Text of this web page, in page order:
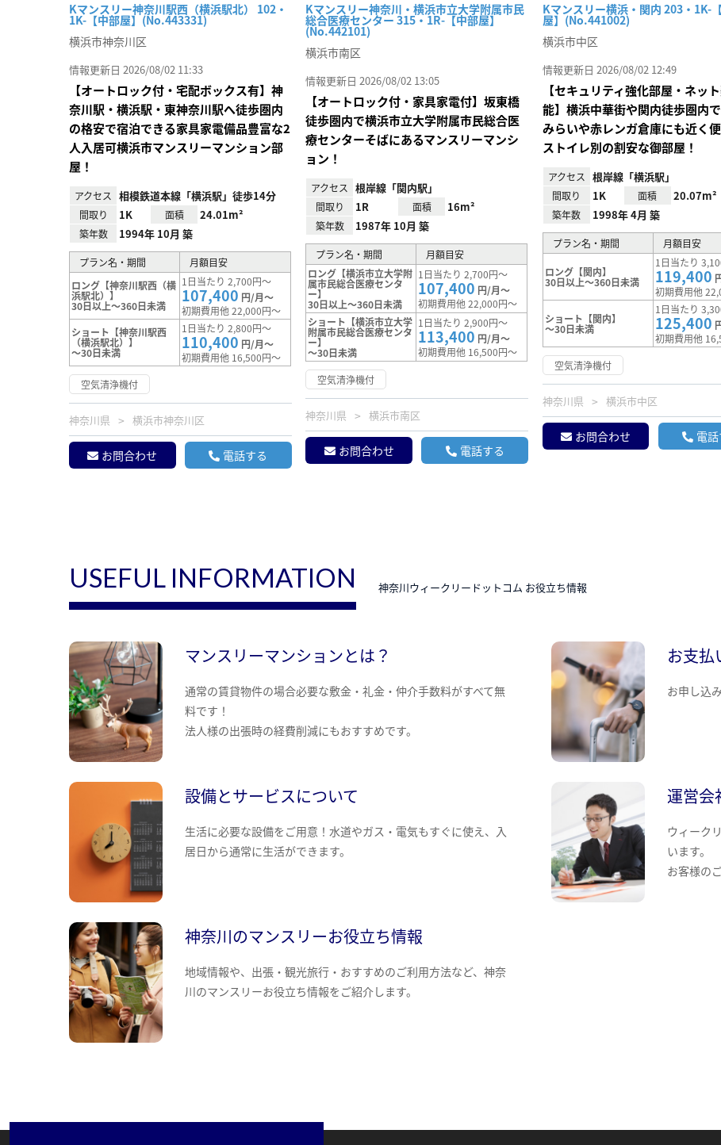
Kマンスリー神奈川駅西（横浜駅北） 102・
1K-【中部屋】(No.443331)
横浜市神奈川区
情報更新日 2026/08/02 11:33
【オートロック付・宅配ボックス有】神
奈川駅・横浜駅・東神奈川駅へ徒歩圏内
の格安で宿泊できる家具家電備品豊富な2
人入居可横浜市マンスリーマンション部
屋！
アクセス 相模鉄道本線「横浜駅」徒歩14分
間取り 1K 面積 24.01m²
築年数 1994年 10月 築
プラン名・期間
月額目安
ロング【神奈川駅西（横
浜駅北）】
30日以上～360日未満
1日当たり 2,700円～
107,400 円/月～
初期費用他 22,000円～
ショート【神奈川駅西
（横浜駅北）】
～30日未満
1日当たり 2,800円～
110,400 円/月～
初期費用他 16,500円～
空気清浄機付
神奈川県 横浜市神奈川区
お問合わせ 電話する
Kマンスリー神奈川・横浜市立大学附属市民
総合医療センター 315・1R-【中部屋】
(No.442101)
横浜市南区
情報更新日 2026/08/02 13:05
【オートロック付・家具家電付】坂東橋
徒歩圏内で横浜市立大学附属市民総合医
療センターそばにあるマンスリーマンシ
ョン！
アクセス 根岸線「関内駅」
間取り 1R 面積 16m²
築年数 1987年 10月 築
プラン名・期間
月額目安
ロング【横浜市立大学附
属市民総合医療センタ
ー】
30日以上～360日未満
1日当たり 2,700円～
107,400 円/月～
初期費用他 22,000円～
ショート【横浜市立大学
附属市民総合医療センタ
ー】
～30日未満
1日当たり 2,900円～
113,400 円/月～
初期費用他 16,500円～
空気清浄機付
神奈川県 横浜市南区
お問合わせ 電話する
Kマンスリー横浜・関内 203・1K-
屋】(No.441002)
横浜市中区
情報更新日 2026/08/02 12:49
【セキュリティ強化部屋・ネッ
能】横浜中華街や関内徒歩圏内
みらいや赤レンガ倉庫にも近く
ストイレ別の割安な御部屋！
アクセス 根岸線「横浜駅」
間取り 1K 面積 20.07m²
築年数 1998年 4月 築
プラン名・期間 月額目安
ロング【関内】
30日以上～360日未満
1日当たり
119,400
初期費用他
ショート【関内】
～30日未満
1日当たり
125,400
初期費用他
空気清浄機付
神奈川県 横浜市中区
お問合わせ 電
USEFUL INFORMATION 神奈川ウィークリードットコム お役立ち情報
マンスリーマンションとは？
通常の賃貸物件の場合必要な敷金・礼金・仲介手数料がすべて無
料です！
法人様の出張時の経費削減にもおすすめです。
お支払
お申し込
設備とサービスについて
生活に必要な設備をご用意！水道やガス・電気もすぐに使え、入
居日から通常に生活ができます。
運営会
ウィーク
います。
お客様の
神奈川のマンスリーお役立ち情報
地域情報や、出張・観光旅行・おすすめのご利用方法など、神奈
川のマンスリーお役立ち情報をご紹介します。